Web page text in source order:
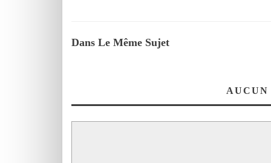
Dans Le Même Sujet